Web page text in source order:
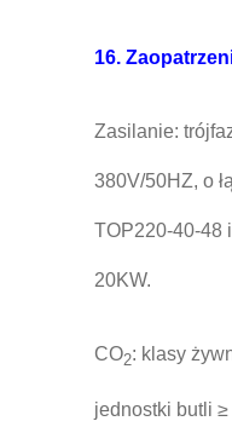
16.
Zasilanie:
380V/50HZ, o
TOP220-40-48
20KW.
CO2: klasy
jednostki butli